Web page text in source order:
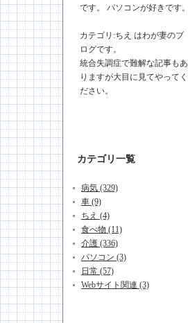
です。 パソコンが好きです。
カテゴリ:ちえ はわが妻のブ
ログです。
統合失調症で難解な記事もあ
りますが大目に見てやってく
ださい。
カテゴリ一覧
病気 (329)
車 (9)
ちえ (4)
食べ物 (11)
介護 (336)
パソコン (3)
日常 (57)
Webサイト関連 (3)